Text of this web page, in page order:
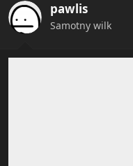
n
s
:
pawlis
Samotny wilk